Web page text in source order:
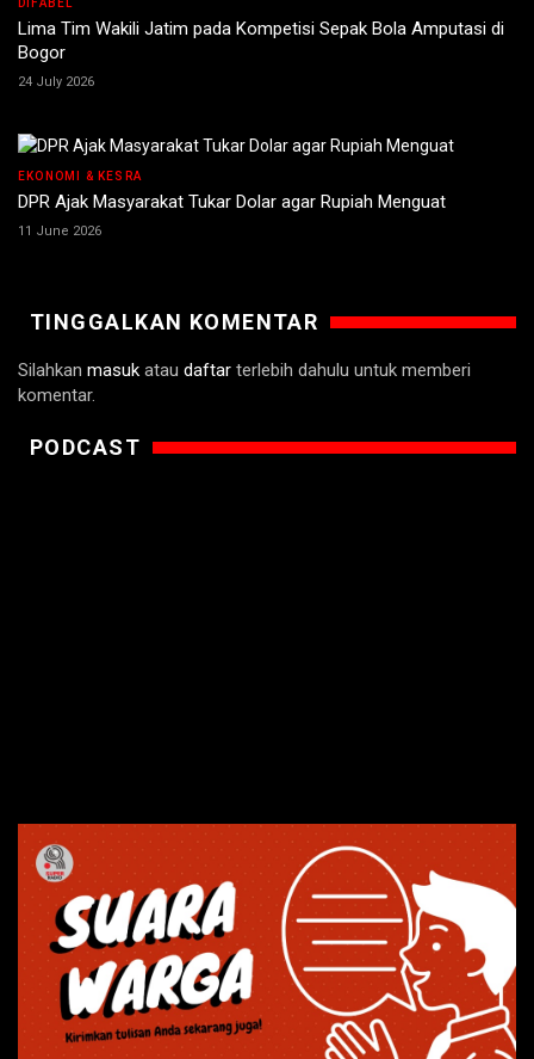
DIFABEL
Lima Tim Wakili Jatim pada Kompetisi Sepak Bola Amputasi di
Bogor
24 July 2026
EKONOMI & KESRA
DPR Ajak Masyarakat Tukar Dolar agar Rupiah Menguat
11 June 2026
TINGGALKAN KOMENTAR
Silahkan masuk atau daftar terlebih dahulu untuk memberi
komentar.
PODCAST